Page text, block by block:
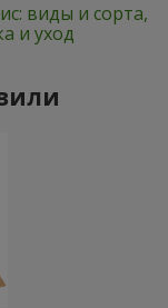
виды и сорта,
и уход